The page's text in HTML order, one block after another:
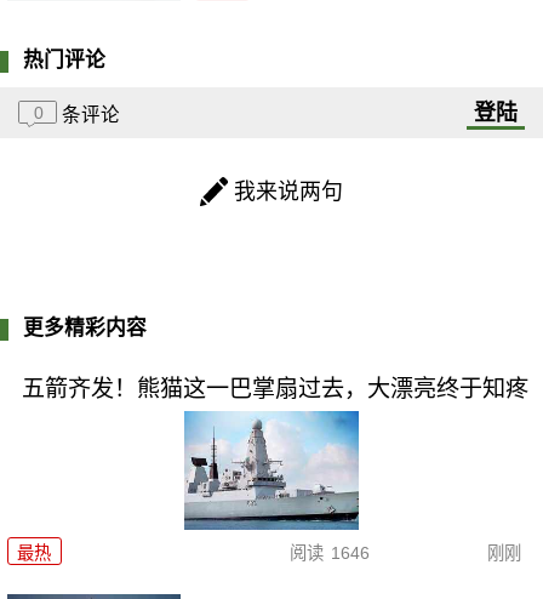
热门评论
0 条评论 登陆
我来说两句
更多精彩内容
五箭齐发！熊猫这一巴掌扇过去，大漂亮终于知疼
最热 阅读 1646 刚刚